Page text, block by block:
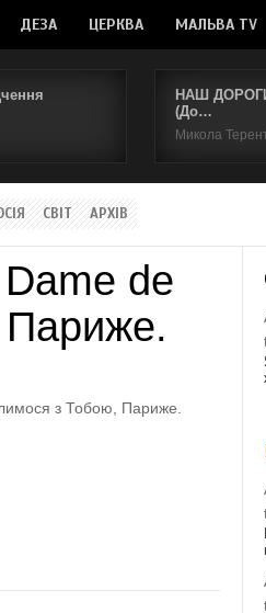
ДЕЗА ЦЕРКВА МАЛЬВА TV
НАШ
(До…
Микола
СВІТ АРХІВ
de
з Тобою, Париже.